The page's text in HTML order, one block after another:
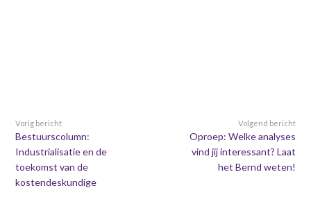
Vorig bericht
Bestuurscolumn:
Industrialisatie en de
toekomst van de
kostendeskundige
Volgend bericht
Oproep: Welke analyses
vind jij interessant? Laat
het Bernd weten!